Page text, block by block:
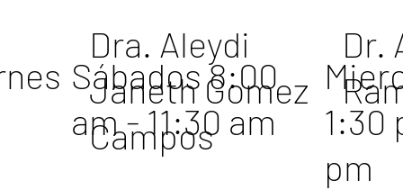
Sábados 8:00
am - 11:30 am
Dra. Aleydi
Janeth Gomez
Campos
1:30
pm
Dr.